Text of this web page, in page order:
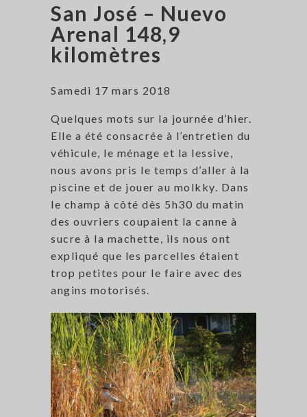
San José – Nuevo
Arenal 148,9
kilomètres
Samedi 17 mars 2018
Quelques mots sur la journée d’hier.
Elle a été consacrée à l’entretien du
véhicule, le ménage et la lessive,
nous avons pris le temps d’aller à la
piscine et de jouer au molkky. Dans
le champ à côté dès 5h30 du matin
des ouvriers coupaient la canne à
sucre à la machette, ils nous ont
expliqué que les parcelles étaient
trop petites pour le faire avec des
angins motorisés.